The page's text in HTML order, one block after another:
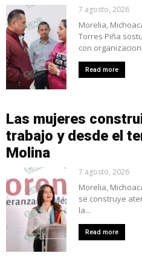
7 agosto, 2026
Morelia,
Torres Piña
con
Read more
Las mujeres
trabajo y desde el
Molina
7 agosto, 2026
Morelia,
se construye
la...
Read more